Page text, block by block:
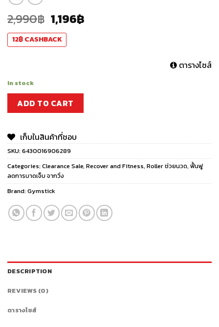
2,990฿ 1,196฿
12฿CASHBACK
ตารางไซส์
In stock
ADD TO CART
เก็บในสินค้าที่ชอบ
SKU:6430016906289
Categories:Clearance Sale, Recover and Fitness, Roller ช่วยนวด, ฟื้นฟู
ลดการบาดเจ็บ จากวิ่ง
Brand:Gymstick
DESCRIPTION
REVIEWS (0)
ตารางไซส์